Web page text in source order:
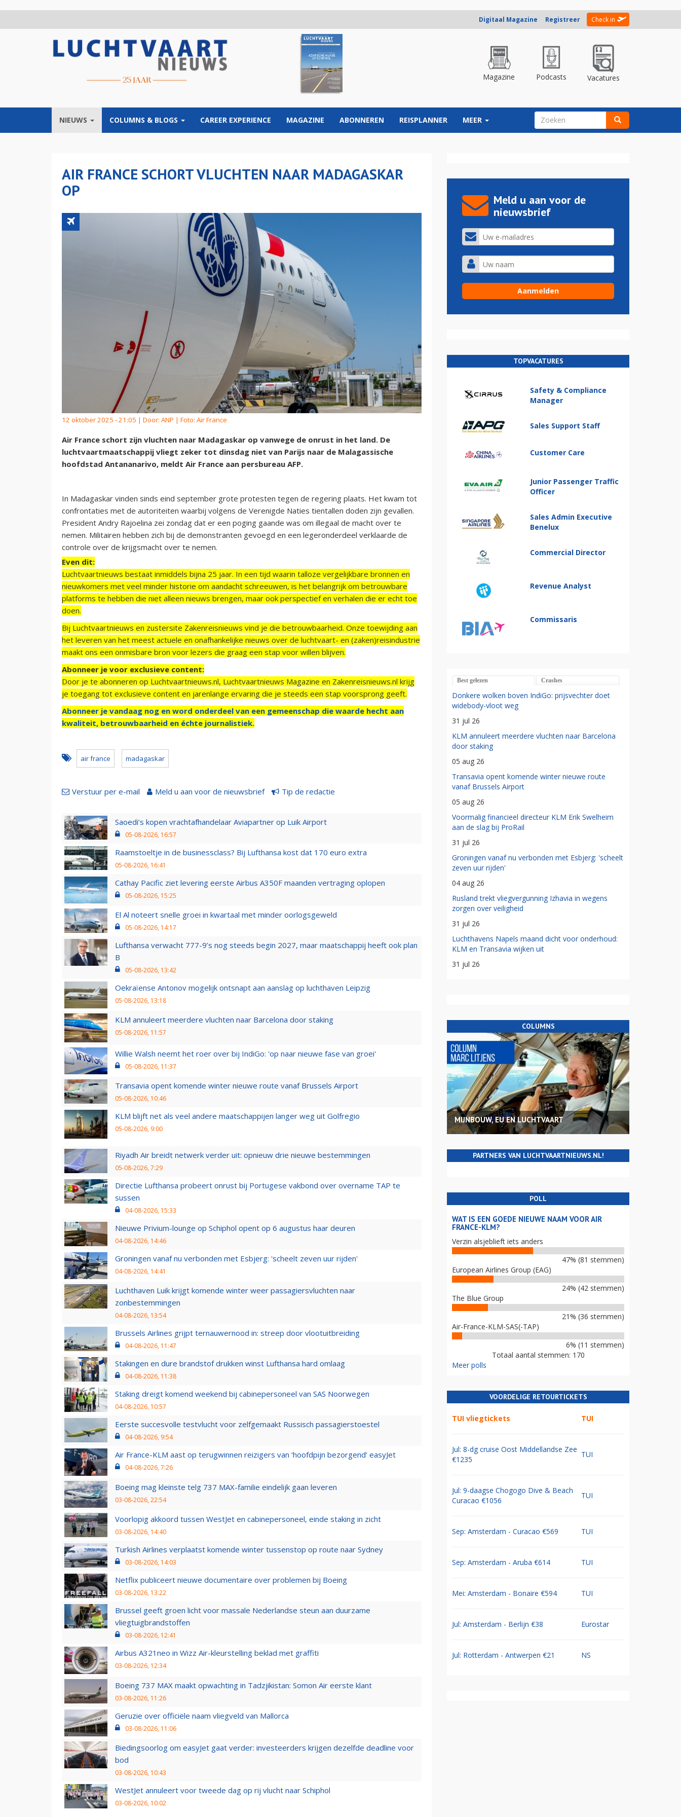
Digitaal Magazine Registreer Check in
Magazine Podcasts Vacatures
NIEUWS COLUMNS & BLOGS CAREER EXPERIENCE MAGAZINE ABONNEREN REISPLANNER MEER ZOEKVELD
AIR FRANCE SCHORT VLUCHTEN NAAR MADAGASKAR
OP
12 oktober 2025 - 21:05 | Door: ANP | Foto: Air France
Air France schort zijn vluchten naar Madagaskar op vanwege de onrust in het land. De
luchtvaartmaatschappij vliegt zeker tot dinsdag niet van Parijs naar de Malagassische
hoofdstad Antananarivo, meldt Air France aan persbureau AFP.
In Madagaskar vinden sinds eind september grote protesten tegen de regering plaats. Het kwam tot
confrontaties met de autoriteiten waarbij volgens de Verenigde Naties tientallen doden zijn gevallen.
President Andry Rajoelina zei zondag dat er een poging gaande was om illegaal de macht over te
nemen. Militairen hebben zich bij de demonstranten gevoegd en een legeronderdeel verklaarde de
controle over de krijgsmacht over te nemen.
Even dit:
Luchtvaartnieuws bestaat inmiddels bijna 25 jaar. In een tijd waarin talloze vergelijkbare bronnen en
nieuwkomers met veel minder historie om aandacht schreeuwen, is het belangrijk om betrouwbare
platforms te hebben die niet alleen nieuws brengen, maar ook perspectief en verhalen die er echt toe
doen.
Bij Luchtvaartnieuws en zustersite Zakenreisnieuws vind je die betrouwbaarheid. Onze toewijding aan
het leveren van het meest actuele en onafhankelijke nieuws over de luchtvaart- en (zaken)reisindustrie
maakt ons een onmisbare bron voor lezers die graag een stap voor willen blijven.
Abonneer je voor exclusieve content:
Door je te abonneren op Luchtvaartnieuws.nl, Luchtvaartnieuws Magazine en Zakenreisnieuws.nl krijg
je toegang tot exclusieve content en jarenlange ervaring die je steeds een stap voorsprong geeft.
Abonneer je vandaag nog en word onderdeel van een gemeenschap die waarde hecht aan
kwaliteit, betrouwbaarheid en échte journalistiek.
air france madagaskar
Verstuur per e-mail Meld u aan voor de nieuwsbrief Tip de redactie
Saoedi’s kopen vrachtafhandelaar Aviapartner op Luik Airport
05-08-2026, 16:57
Raamstoeltje in de businessclass? Bij Lufthansa kost dat 170 euro extra
05-08-2026, 16:41
Cathay Pacific ziet levering eerste Airbus A350F maanden vertraging oplopen
05-08-2026, 15:25
El Al noteert snelle groei in kwartaal met minder oorlogsgeweld
05-08-2026, 14:17
Lufthansa verwacht 777-9’s nog steeds begin 2027, maar maatschappij heeft ook plan
B
05-08-2026, 13:42
Oekraïense Antonov mogelijk ontsnapt aan aanslag op luchthaven Leipzig
05-08-2026, 13:18
KLM annuleert meerdere vluchten naar Barcelona door staking
05-08-2026, 11:57
Willie Walsh neemt het roer over bij IndiGo: 'op naar nieuwe fase van groei'
05-08-2026, 11:37
Transavia opent komende winter nieuwe route vanaf Brussels Airport
05-08-2026, 10:46
KLM blijft net als veel andere maatschappijen langer weg uit Golfregio
05-08-2026, 9:00
Riyadh Air breidt netwerk verder uit: opnieuw drie nieuwe bestemmingen
05-08-2026, 7:29
Directie Lufthansa probeert onrust bij Portugese vakbond over overname TAP te
sussen
04-08-2026, 15:33
Nieuwe Privium-lounge op Schiphol opent op 6 augustus haar deuren
04-08-2026, 14:46
Groningen vanaf nu verbonden met Esbjerg: 'scheelt zeven uur rijden'
04-08-2026, 14:41
Luchthaven Luik krijgt komende winter weer passagiersvluchten naar
zonbestemmingen
04-08-2026, 13:54
Brussels Airlines grijpt ternauwernood in: streep door vlootuitbreiding
04-08-2026, 11:47
Stakingen en dure brandstof drukken winst Lufthansa hard omlaag
04-08-2026, 11:38
Staking dreigt komend weekend bij cabinepersoneel van SAS Noorwegen
04-08-2026, 10:57
Eerste succesvolle testvlucht voor zelfgemaakt Russisch passagierstoestel
04-08-2026, 9:54
Air France-KLM aast op terugwinnen reizigers van ‘hoofdpijn bezorgend’ easyJet
04-08-2026, 7:26
Boeing mag kleinste telg 737 MAX-familie eindelijk gaan leveren
03-08-2026, 22:54
Voorlopig akkoord tussen WestJet en cabinepersoneel, einde staking in zicht
03-08-2026, 14:40
Turkish Airlines verplaatst komende winter tussenstop op route naar Sydney
03-08-2026, 14:03
Netflix publiceert nieuwe documentaire over problemen bij Boeing
03-08-2026, 13:22
Brussel geeft groen licht voor massale Nederlandse steun aan duurzame
vliegtuigbrandstoffen
03-08-2026, 12:41
Airbus A321neo in Wizz Air-kleurstelling beklad met graffiti
03-08-2026, 12:34
Boeing 737 MAX maakt opwachting in Tadzjikistan: Somon Air eerste klant
03-08-2026, 11:26
Geruzie over officiële naam vliegveld van Mallorca
03-08-2026, 11:06
Biedingsoorlog om easyJet gaat verder: investeerders krijgen dezelfde deadline voor
bod
03-08-2026, 10:43
WestJet annuleert voor tweede dag op rij vlucht naar Schiphol
03-08-2026, 10:02
Meld u aan voor de
nieuwsbrief
TOPVACATURES
Safety & Compliance
Manager
Sales Support Staff
Customer Care
Junior Passenger Traffic
Officer
Sales Admin Executive
Benelux
Commercial Director
Revenue Analyst
Commissaris
Best gelezen Crashes
Donkere wolken boven IndiGo: prijsvechter doet
widebody-vloot weg
31 jul 26
KLM annuleert meerdere vluchten naar Barcelona
door staking
05 aug 26
Transavia opent komende winter nieuwe route
vanaf Brussels Airport
05 aug 26
Voormalig financieel directeur KLM Erik Swelheim
aan de slag bij ProRail
31 jul 26
Groningen vanaf nu verbonden met Esbjerg: 'scheelt
zeven uur rijden'
04 aug 26
Rusland trekt vliegvergunning Izhavia in wegens
zorgen over veiligheid
31 jul 26
Luchthavens Napels maand dicht voor onderhoud:
KLM en Transavia wijken uit
31 jul 26
COLUMNS
MIJNBOUW, EU EN LUCHTVAART
PARTNERS VAN LUCHTVAARTNIEUWS.NL!
POLL
WAT IS EEN GOEDE NIEUWE NAAM VOOR AIR
FRANCE-KLM?
Verzin alsjeblieft iets anders
47% (81 stemmen)
European Airlines Group (EAG)
24% (42 stemmen)
The Blue Group
21% (36 stemmen)
Air-France-KLM-SAS(-TAP)
6% (11 stemmen)
Totaal aantal stemmen: 170
Meer polls
VOORDELIGE RETOURTICKETS
TUI vliegtickets TUI
Jul: 8-dg cruise Oost Middellandse Zee
€1235
TUI
Jul: 9-daagse Chogogo Dive & Beach
Curacao €1056
TUI
Sep: Amsterdam - Curacao €569 TUI
Sep: Amsterdam - Aruba €614 TUI
Mei: Amsterdam - Bonaire €594 TUI
Jul: Amsterdam - Berlijn €38 Eurostar
Jul: Rotterdam - Antwerpen €21 NS